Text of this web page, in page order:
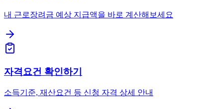
내 근로장려금 예상 지급액을 바로 계산해보세요
자격요건 확인하기
소득기준, 재산요건 등 신청 자격 상세 안내